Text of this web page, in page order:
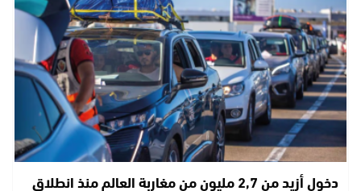
دخول أزيد من 2,7 مليون من مغاربة العالم منذ انطلاق